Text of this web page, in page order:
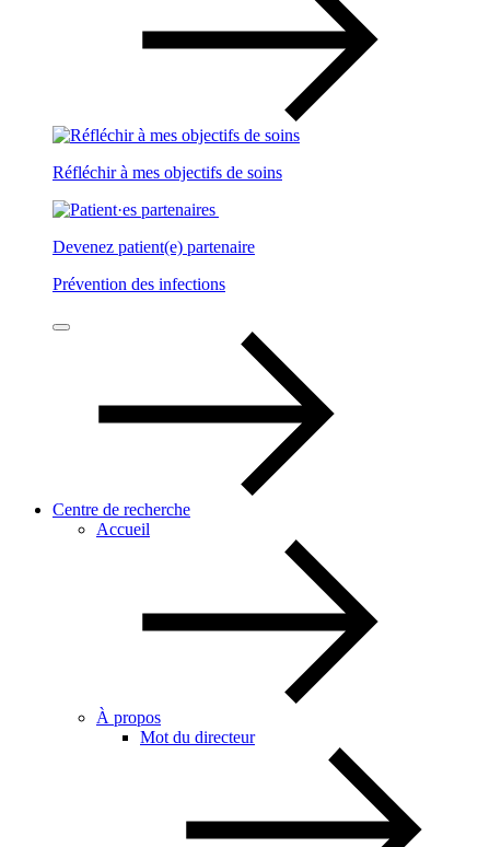
Réfléchir à mes objectifs de soins
Devenez patient(e) partenaire
Prévention des infections
Centre de recherche
Accueil
À propos
Mot du directeur